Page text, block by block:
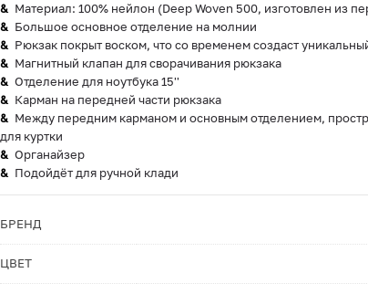
Материал: 100% нейлон (Deep Woven 500, изготовлен из
Большое основное отделение на молнии
Рюкзак покрыт воском, что со временем создаст
Магнитный клапан для сворачивания рюкзака
Отделение для ноутбука 15''
Карман на передней части рюкзака
Между передним карманом и основным отделением,
для куртки
Органайзер
Подойдёт для ручной клади
БРЕНД
ЦВЕТ